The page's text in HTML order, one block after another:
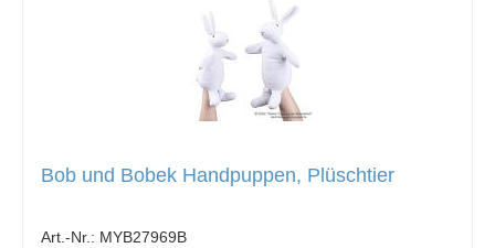
Bob und Bobek Handpuppen, Plüschtier
Art.-Nr.: MYB27969B